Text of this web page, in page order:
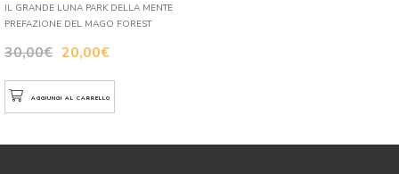
30,00€ 20,00€
IL GRANDE LUNA PARK DELLA MENTE
PREFAZIONE DEL MAGO FOREST
AGGIUNGI AL CARRELLO